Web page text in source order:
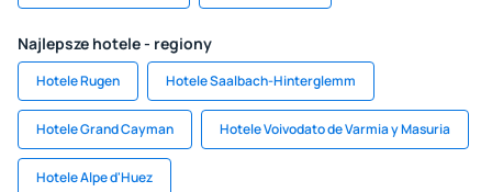
Najlepsze hotele - regiony
Hotele Rugen Hotele Saalbach-Hinterglemm
Hotele Grand Cayman Hotele Voivodato de Varmia y Masuria
Hotele Alpe d'Huez